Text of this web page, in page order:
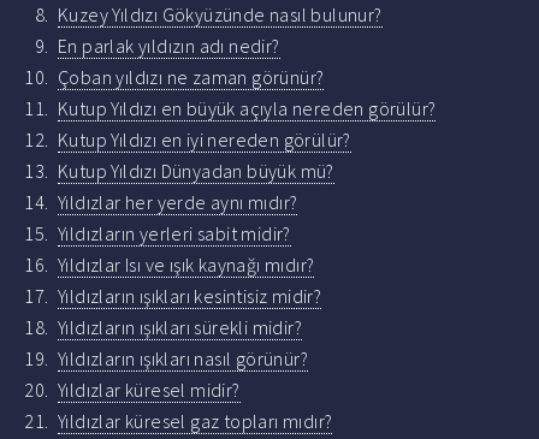
Kuzey Yıldızı Gökyüzünde nasıl bulunur?
En parlak yıldızın adı nedir?
Çoban yıldızı ne zaman görünür?
Kutup Yıldızı en büyük açıyla nereden görülür?
Kutup Yıldızı en iyi nereden görülür?
Kutup Yıldızı Dünyadan büyük mü?
Yıldızlar her yerde aynı mıdır?
Yıldızların yerleri sabit midir?
Yıldızlar Isı ve ışık kaynağı mıdır?
Yıldızların ışıkları kesintisiz midir?
Yıldızların ışıkları sürekli midir?
Yıldızların ışıkları nasıl görünür?
Yıldızlar küresel midir?
Yıldızlar küresel gaz topları mıdır?